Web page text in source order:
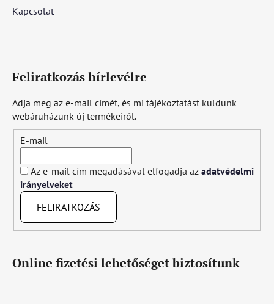
Kapcsolat
Feliratkozás hírlevélre
Adja meg az e-mail címét, és mi tájékoztatást küldünk
webáruházunk új termékeiről.
E-mail
Az e-mail cím megadásával elfogadja az adatvédelmi
irányelveket
FELIRATKOZÁS
Online fizetési lehetőséget biztosítunk